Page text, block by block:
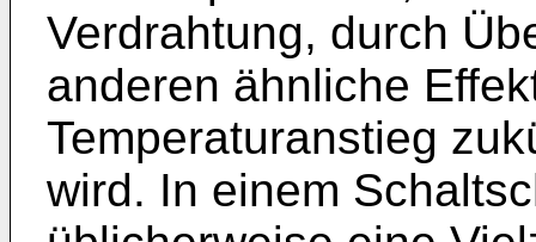
Verdrahtung, durch
anderen ähnliche
Temperaturanstieg
wird. In einem